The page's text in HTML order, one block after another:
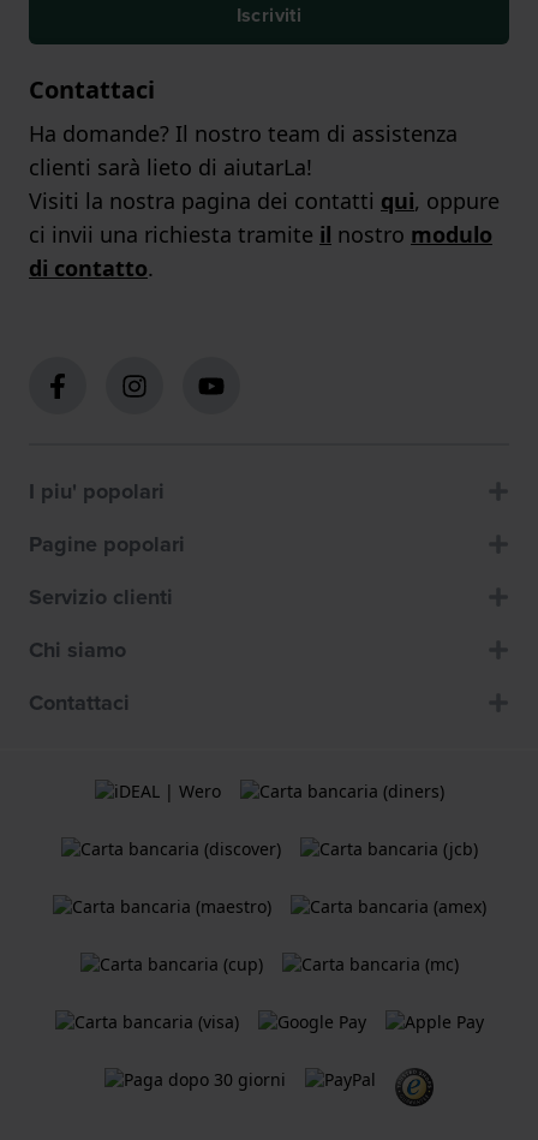
Iscriviti
Contattaci
Ha domande? Il nostro team di assistenza
clienti sarà lieto di aiutarLa!
Visiti la nostra pagina dei contatti qui, oppure
ci invii una richiesta tramite il nostro modulo
di contatto.
I piu' popolari
Pagine popolari
Servizio clienti
Chi siamo
Contattaci